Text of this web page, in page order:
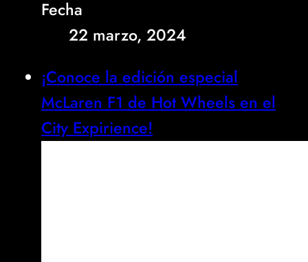
Fecha
22 marzo, 2024
¡Conoce la edición especial
McLaren F1 de Hot Wheels en el
City Expirience!